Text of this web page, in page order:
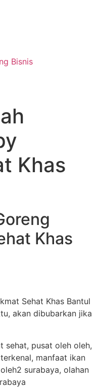
Bisnis
Khas
Khas
Sehat Khas Bantul
akan dibubarkan jika